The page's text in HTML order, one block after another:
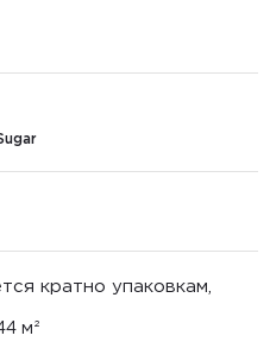
кратно упаковкам,
м²